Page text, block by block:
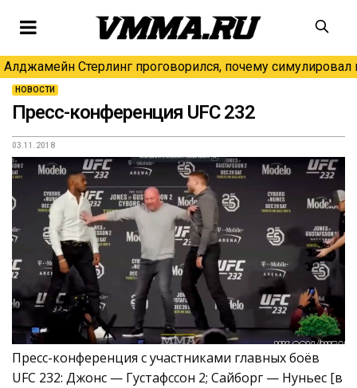
Алджамейн Стерлинг проговорился, почему симулировал
НОВОСТИ
Пресс-конференция UFC 232
03.11.2018
Пресс-конференция с участниками главных боёв
UFC 232: Джонс — Густафссон 2; Сайборг — Нуньес [в